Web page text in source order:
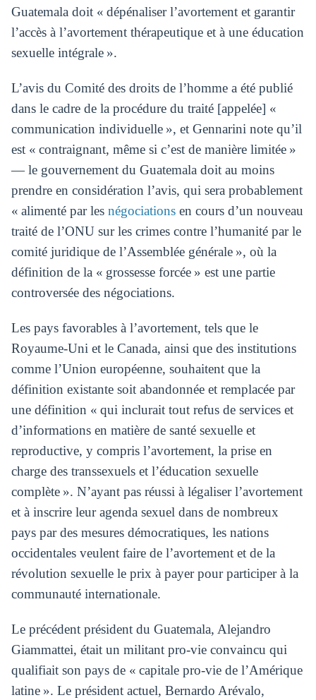
Guatemala doit « dépénaliser l’avortement et garantir
l’accès à l’avortement thérapeutique et à une éducation
sexuelle intégrale ».
L’avis du Comité des droits de l’homme a été publié
dans le cadre de la procédure du traité [appelée] «
communication individuelle », et Gennarini note qu’il
est « contraignant, même si c’est de manière limitée »
— le gouvernement du Guatemala doit au moins
prendre en considération l’avis, qui sera probablement
« alimenté par les négociationsen cours d’un nouveau
traité de l’ONU sur les crimes contre l’humanité par le
comité juridique de l’Assemblée générale », où la
définition de la « grossesse forcée » est une partie
controversée des négociations.
Les pays favorables à l’avortement, tels que le
Royaume-Uni et le Canada, ainsi que des institutions
comme l’Union européenne, souhaitent que la
définition existante soit abandonnée et remplacée par
une définition « qui inclurait tout refus de services et
d’informations en matière de santé sexuelle et
reproductive, y compris l’avortement, la prise en
charge des transsexuels et l’éducation sexuelle
complète ». N’ayant pas réussi à légaliser l’avortement
et à inscrire leur agenda sexuel dans de nombreux
pays par des mesures démocratiques, les nations
occidentales veulent faire de l’avortement et de la
révolution sexuelle le prix à payer pour participer à la
communauté internationale.
Le précédent président du Guatemala, Alejandro
Giammattei, était un militant pro-vie convaincu qui
qualifiait son pays de « capitale pro-vie de l’Amérique
latine ». Le président actuel, Bernardo Arévalo,